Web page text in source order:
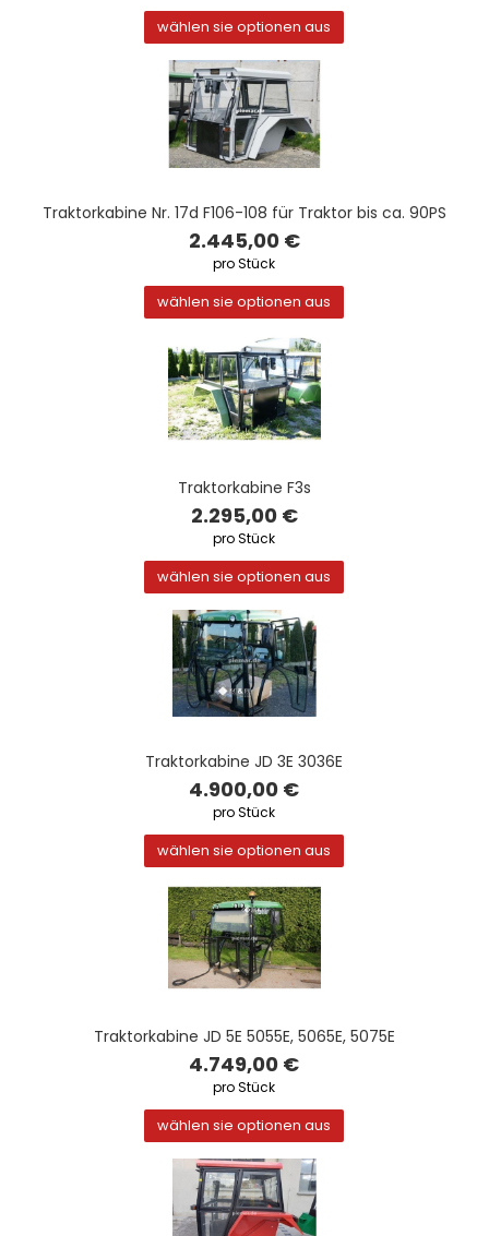
wählen sie optionen aus
Traktorkabine Nr. 17d F106-108 für Traktor bis ca. 90PS
2.445,00 €
pro Stück
wählen sie optionen aus
Traktorkabine F3s
2.295,00 €
pro Stück
wählen sie optionen aus
Traktorkabine JD 3E 3036E
4.900,00 €
pro Stück
wählen sie optionen aus
Traktorkabine JD 5E 5055E, 5065E, 5075E
4.749,00 €
pro Stück
wählen sie optionen aus